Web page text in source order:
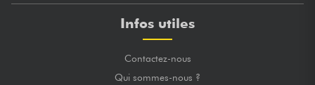
Infos utiles
Contactez-nous
Qui sommes-nous ?